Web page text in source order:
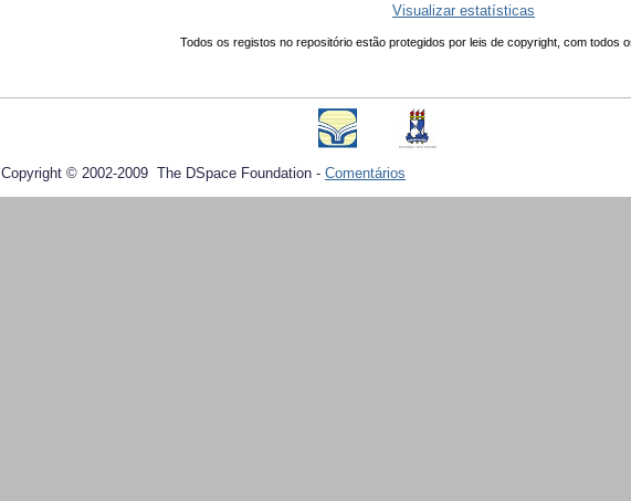
Visualizar estatísticas
Todos os registos no repositório estão protegidos por leis de copyright, com todos
Copyright © 2002-2009 The DSpace Foundation - Comentários